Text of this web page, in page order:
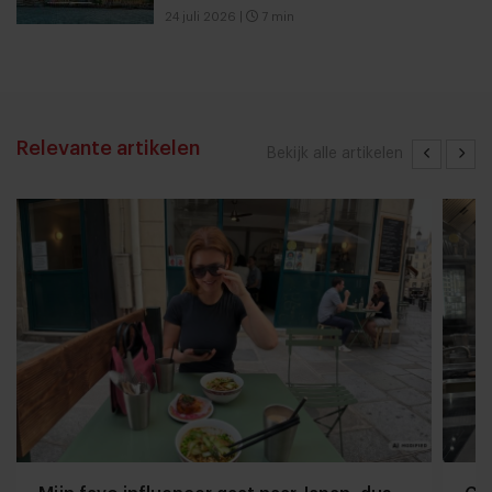
24 juli 2026 7 min
Bekijk alle artikelen
Relevante artikelen